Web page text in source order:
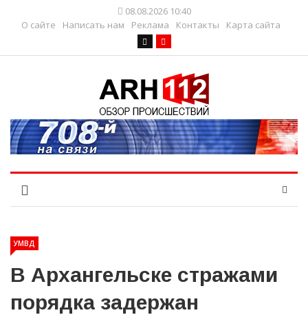
08.08.2026 10:40
О сайте
Написать нам Реклама Контакты Карта сайта
УМВД
В Архангельске стражами
порядка задержан